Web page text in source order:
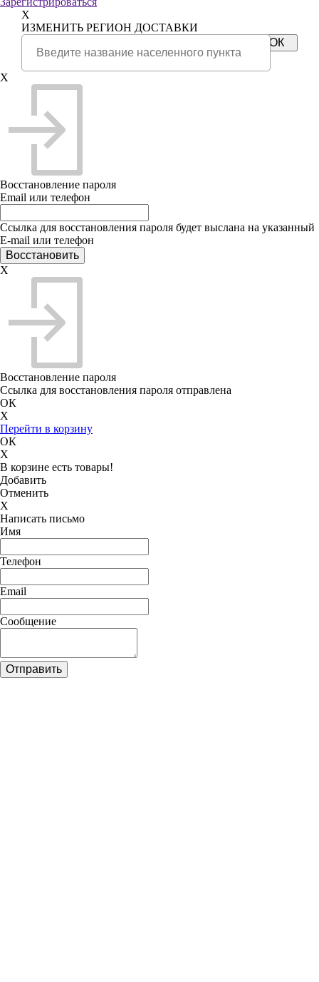
X
ИЗМЕНИТЬ РЕГИОН ДОСТАВКИ
X
Восстановление пароля
Email или телефон
Ссылка для восстановления пароля будет выслана на указанный
E-mail или телефон
X
Восстановление пароля
Ссылка для восстановления пароля отправлена
ОК
X
Перейти в корзину
ОК
X
В корзине есть товары!
Добавить
Отменить
X
Написать письмо
Имя
Телефон
Email
Сообщение